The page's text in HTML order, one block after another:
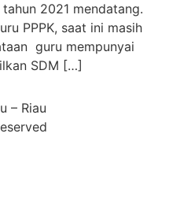
2021 mendatang.
PPPK, saat ini masih
guru mempunyai
SDM […]
– Riau